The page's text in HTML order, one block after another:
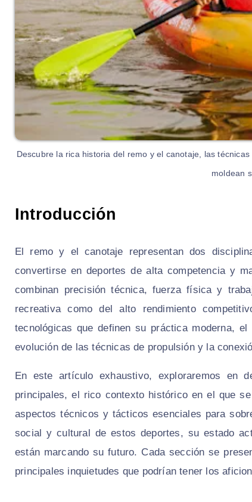
Descubre la rica historia del remo y el canotaje, las
moldean
Introducción
El remo y el canotaje representan dos
convertirse en deportes de alta competencia y
combinan precisión técnica, fuerza física y
recreativa como del alto rendimiento
tecnológicas que definen su práctica moderna,
evolución de las técnicas de propulsión y la
En este artículo exhaustivo, exploraremos en
principales, el rico contexto histórico en el que
aspectos técnicos y tácticos esenciales para
social y cultural de estos deportes, su estado
están marcando su futuro. Cada sección se
principales inquietudes que podrían tener los